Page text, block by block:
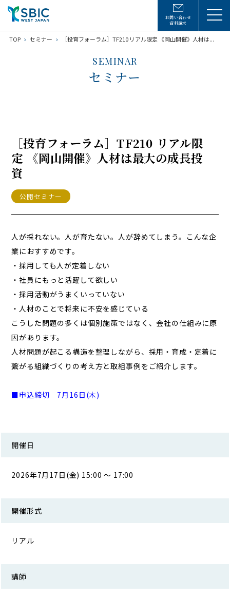
お問い合わせ
資料請求
TOP セミナー ［投育フォーラム］TF210 リアル限定 《岡山開催》人材は...
SEMINAR
セミナー
［投育フォーラム］TF210 リアル限
定 《岡山開催》人材は最大の成長投
資
公開セミナー
人が採れない。人が育たない。人が辞めてしまう。こんな企
業におすすめです。
・採用しても人が定着しない
・社員にもっと活躍して欲しい
・採用活動がうまくいっていない
・人材のことで将来に不安を感じている
こうした問題の多くは個別施策ではなく、会社の仕組みに原
因があります。
人材問題が起こる構造を整理しながら、採用・育成・定着に
繋がる組織づくりの考え方と取組事例をご紹介します。
■申込締切 7月16日(木)
開催日
2026年7月17日(金) 15:00 ～ 17:00
開催形式
リアル
講師